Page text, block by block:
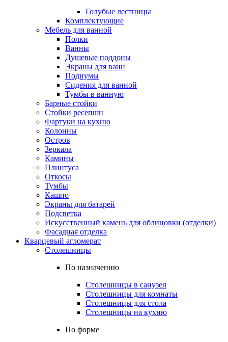
Голубые лестницы
Комплектующие
Мебель для ванной
Полки
Ванны
Душевые поддоны
Экраны для ванн
Подиумы
Сидения для ванной
Тумбы в ванную
Барные стойки
Стойки ресепшн
Фартуки на кухню
Колонны
Остров
Зеркала
Камины
Плинтуса
Откосы
Тумбы
Кашпо
Экраны для батарей
Подсветка
Искусственный камень для облицовки (отделки)
Фасадная отделка
Кварцевый агломерат
Столешницы
По назначению
Столешницы в санузел
Столешницы для комнаты
Столешницы для стола
Столешницы на кухню
По форме